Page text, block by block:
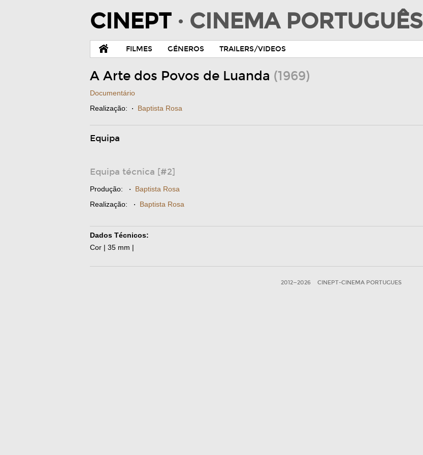
CINEPT · CINEMA PORTUGUÊS
FILMES GÉNEROS TRAILERS/VIDEOS
A Arte dos Povos de Luanda (1969)
Documentário
Realização: · Baptista Rosa
Equipa
Equipa técnica [#2]
Produção: · Baptista Rosa
Realização: · Baptista Rosa
Dados Técnicos:
Cor | 35 mm |
2012—2026 CINEPT-CINEMA PORTUGUES